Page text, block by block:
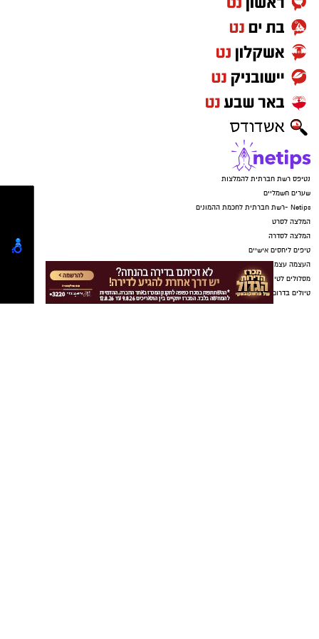
החברות במקהלה כרוכה בתשלום ומחייבת
השתתפות עקבית בחזרות אחת לשבוע.
2304979
ראש העירייה, רז קינסטליך: "אני מברך על הקמת
הלהקה המרגשת הזו. בראשון לציון כולם שווים, גם
במוסיקה ולכל אחת ואחד יש מקום. קהילה חזקה
באמת, מורכבת ממפגשים בין אנשים שונים,
מהכלה, משיתוף פעולה ומהיכרות אישית שמורידה
מחסומים ומקרבת לבבות. אני מזמין את תושבות
ותושבי העיר, עם ובלי צרכים מיוחדים, שאוהבים
ויודעים לשיר, לקחת חלק במקהלה ולהגיע להבחן
באודישנים".